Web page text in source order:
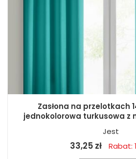
Zasłona na przelotkach
jednokolorowa turkusowa z
Jest
33,25 zł Rabat: